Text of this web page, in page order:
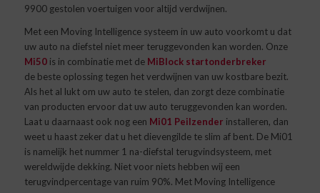
9900 gestolen voertuigen voor altijd verdwijnen.
Met een Moving Intelligence systeem in uw auto voorkomt u dat
uw auto na diefstel niet meer teruggevonden kan worden. Onze
Mi50is in combinatie met de MiBlock startonderbreker
de beste oplossing tegen het verdwijnen van uw kostbare bezit.
Als het al lukt om uw auto te stelen, dan zorgt deze combinatie
van producten ervoor dat uw auto teruggevonden kan worden.
Laat u daarnaast ook nog een Mi01 Peilzender installeren, dan
weet u haast zeker dat u het dievengilde te slim af bent. De Mi01
is namelijk het nummer 1 na-diefstal terugvindsysteem, met
wereldwijde dekking. Niet voor niets hebben wij een
terugvindpercentage van ruim 90%. Met Moving Intelligence